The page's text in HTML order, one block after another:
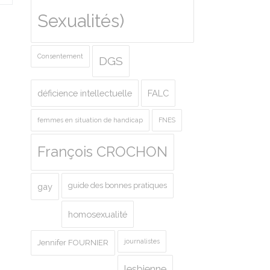
Sexualités)
Consentement DGS
déficience intellectuelle FALC
femmes en situation de handicap FNES
François CROCHON
gay guide des bonnes pratiques
homosexualité
Jennifer FOURNIER journalistes